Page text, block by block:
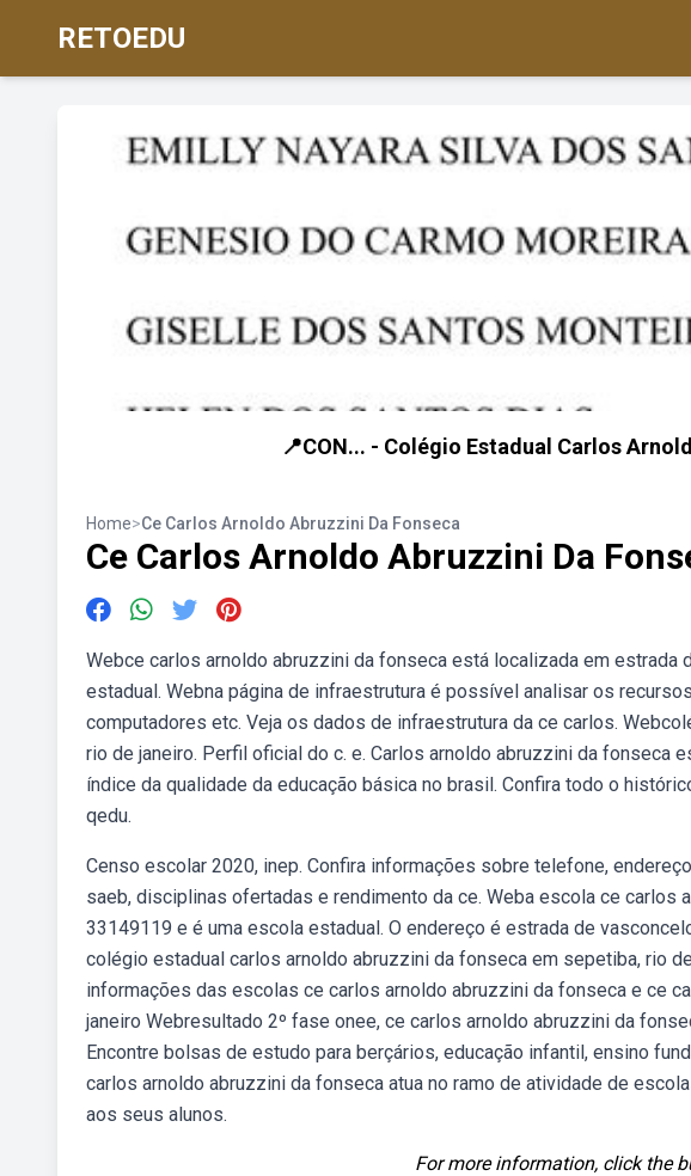
RETOEDU
📍CON... - Colégio Estadual Carlos
Home>Ce Carlos Arnoldo Abruzzini Da Fonseca
Ce Carlos Arnoldo Abruzzini Da
Webce carlos arnoldo abruzzini da fonseca está localizada em estrada
estadual. Webna página de infraestrutura é possível analisar os
computadores etc. Veja os dados de infraestrutura da ce carlos.
rio de janeiro. Perfil oficial do c. e. Carlos arnoldo abruzzini da fonseca
índice da qualidade da educação básica no brasil. Confira todo o
qedu.
Censo escolar 2020, inep. Confira informações sobre telefone,
saeb, disciplinas ofertadas e rendimento da ce. Weba escola ce carlos
33149119 e é uma escola estadual. O endereço é estrada de
colégio estadual carlos arnoldo abruzzini da fonseca em sepetiba, rio
informações das escolas ce carlos arnoldo abruzzini da fonseca e ce
janeiro Webresultado 2º fase onee, ce carlos arnoldo abruzzini da
Encontre bolsas de estudo para berçários, educação infantil, ensino
carlos arnoldo abruzzini da fonseca atua no ramo de atividade de
aos seus alunos.
For more information, click the